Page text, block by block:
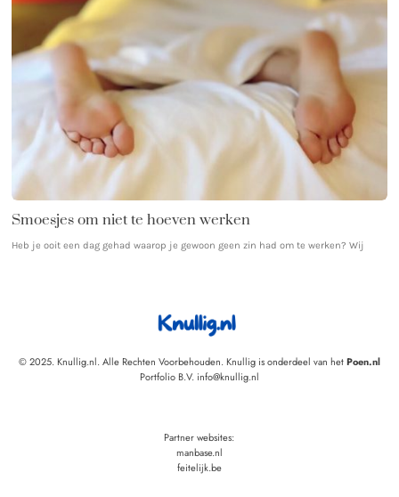
Smoesjes om niet te hoeven werken
Heb je ooit een dag gehad waarop je gewoon geen zin had om te werken? Wij
© 2025. Knullig.nl. Alle Rechten Voorbehouden. Knullig is onderdeel van hetPoen.nl
Portfolio B.V. info@knullig.nl
Partner websites:
manbase.nl
feitelijk.be